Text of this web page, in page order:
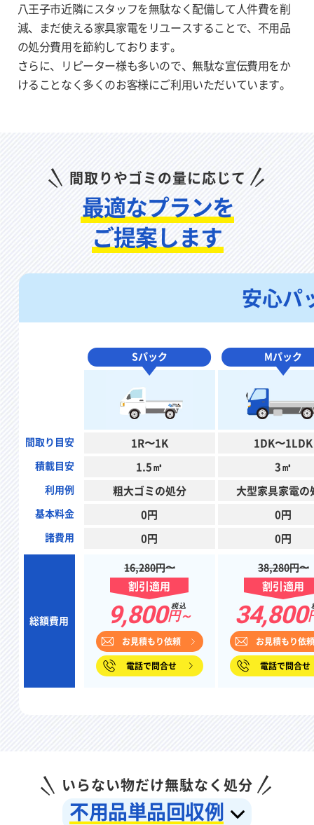
八王子市近隣にスタッフを無駄なく配備して人件費を削
減、まだ使える家具家電をリユースすることで、不用品
の処分費用を節約しております。
さらに、リピーター様も多いので、無駄な宣伝費用をか
けることなく多く のお客様にご利用いただいています。
間取りやゴミの量に応じて
最適なプランを
ご提案します
安心パ
Sパック Mパック
間取り目安 1R〜1K 1DK〜1LDK
積載目安 1.5㎥ 3㎥
利用例 粗大ゴミの処分 大型家具家電の
基本料金 0円 0円
諸費用 0円 0円
総額費用
16,280円〜
割引適用
9,800円～
税込
お見積もり依頼
電話で問合せ
38,280円〜
割引適用
34,800
お見積もり依頼
電話で問合せ
いらない物だけ無駄なく処分
不用品単品回収例